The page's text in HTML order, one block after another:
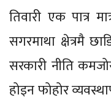
तिवारी एक पात्र
सगरमाथा क्षेत्रमै
सरकारी नीति
होइन फोहोर